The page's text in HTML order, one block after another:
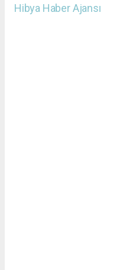
Hibya Haber Ajansı